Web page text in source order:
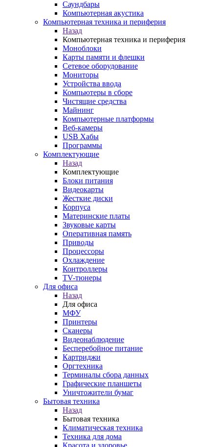
Саундбары
Компьютерная акустика
Компьютерная техника и периферия
Назад
Компьютерная техника и периферия
Моноблоки
Карты памяти и флешки
Сетевое оборудование
Мониторы
Устройства ввода
Компьютеры в сборе
Чистящие средства
Майнинг
Компьютерные платформы
Веб-камеры
USB Хабы
Программы
Комплектующие
Назад
Комплектующие
Блоки питания
Видеокарты
Жесткие диски
Корпуса
Материнские платы
Звуковые карты
Оперативная память
Приводы
Процессоры
Охлаждение
Контроллеры
TV-тюнеры
Для офиса
Назад
Для офиса
МФУ
Принтеры
Сканеры
Видеонаблюдение
Бесперебойное питание
Картриджи
Оргтехника
Терминалы сбора данных
Графические планшеты
Уничтожители бумаг
Бытовая техника
Назад
Бытовая техника
Климатическая техника
Техника для дома
Красота и здоровье